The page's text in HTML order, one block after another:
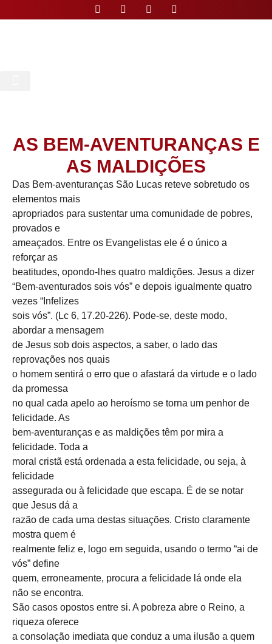
AS BEM-AVENTURANÇAS E
AS MALDIÇÕES
Das Bem-aventuranças São Lucas reteve sobretudo os
elementos mais
apropriados para sustentar uma comunidade de pobres,
provados e
ameaçados. Entre os Evangelistas ele é o único a
reforçar as
beatitudes, opondo-lhes quatro maldições. Jesus a dizer
“Bem-aventurados sois vós” e depois igualmente quatro
vezes “Infelizes
sois vós”. (Lc 6, 17.20-226). Pode-se, deste modo,
abordar a mensagem
de Jesus sob dois aspectos, a saber, o lado das
reprovações nos quais
o homem sentirá o erro que o afastará da virtude e o lado
da promessa
no qual cada apelo ao heroísmo se torna um penhor de
felicidade. As
bem-aventuranças e as maldições têm por mira a
felicidade. Toda a
moral cristã está ordenada a esta felicidade, ou seja, à
felicidade
assegurada ou à felicidade que escapa. É de se notar
que Jesus dá a
razão de cada uma destas situações. Cristo claramente
mostra quem é
realmente feliz e, logo em seguida, usando o termo “ai de
vós” define
quem, erroneamente, procura a felicidade lá onde ela
não se encontra.
São casos opostos entre si. A pobreza abre o Reino, a
riqueza oferece
a consolação imediata que conduz a uma ilusão a quem